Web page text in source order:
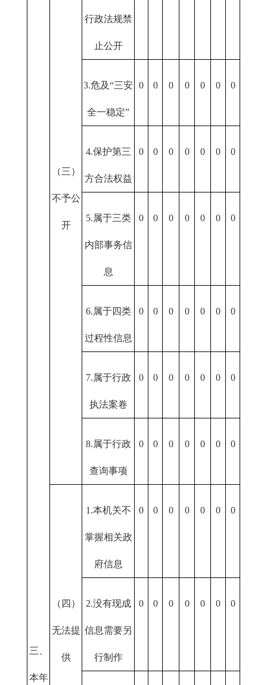
三、
本年
（三）
不予公
开
行政法规禁
止公开
3.危及“三安
全一稳定”
0 0 0 0 0 0 0
4.保护第三
方合法权益
0 0 0 0 0 0 0
5.属于三类
内部事务信
息
0 0 0 0 0 0 0
6.属于四类
过程性信息
0 0 0 0 0 0 0
7.属于行政
执法案卷
0 0 0 0 0 0 0
8.属于行政
查询事项
0 0 0 0 0 0 0
（四）
无法提
供
1.本机关不
掌握相关政
府信息
0 0 0 0 0 0 0
2.没有现成
信息需要另
行制作
0 0 0 0 0 0 0